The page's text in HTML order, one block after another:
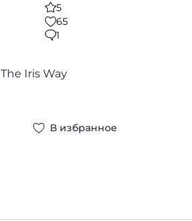
5
65
1
The Iris Way
В избранное